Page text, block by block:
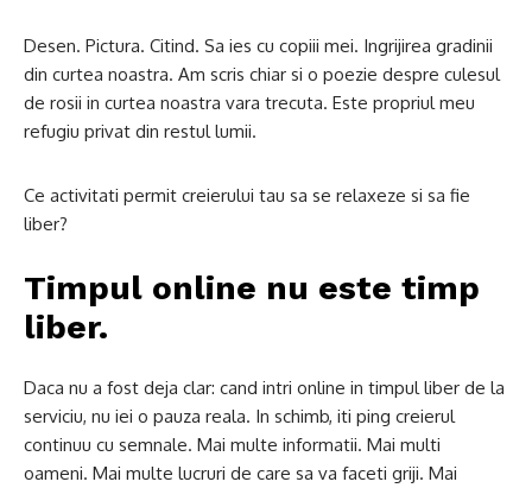
Desen. Pictura. Citind. Sa ies cu copiii mei. Ingrijirea gradinii
din curtea noastra. Am scris chiar si o poezie despre culesul
de rosii in curtea noastra vara trecuta. Este propriul meu
refugiu privat din restul lumii.
Ce activitati permit creierului tau sa se relaxeze si sa fie
liber?
Timpul online nu este timp
liber.
Daca nu a fost deja clar: cand intri online in timpul liber de la
serviciu, nu iei o pauza reala. In schimb, iti ping creierul
continuu cu semnale. Mai multe informatii. Mai multi
oameni. Mai multe lucruri de care sa va faceti griji. Mai